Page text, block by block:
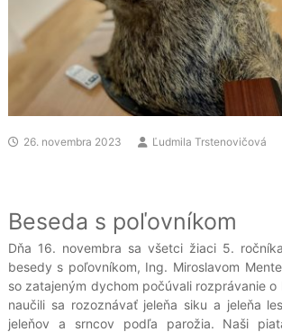
26. novembra 2023 Ľudmila Trstenovičová
Beseda s poľovníkom
Dňa 16. novembra sa všetci žiaci 5.
besedy s poľovníkom, Ing. Miroslavom
so zatajeným dychom počúvali rozprávanie o
naučili sa rozoznávať jeleňa siku a jeleňa
jeleňov a srncov podľa parožia. Naši